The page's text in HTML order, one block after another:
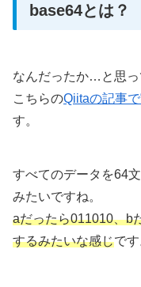
base64とは？
なんだったか…と思っ
こちらのQiitaの記事
す。
すべてのデータを64
みたいですね。
aだったら011010、b
するみたいな感じです